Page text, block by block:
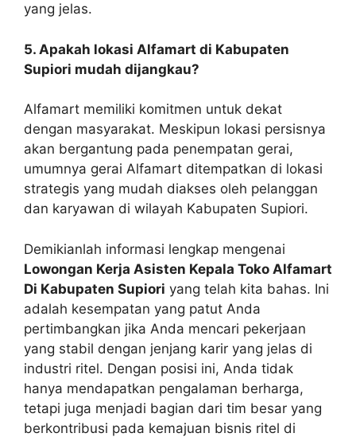
yang jelas.
5. Apakah lokasi Alfamart di Kabupaten
Supiori mudah dijangkau?
Alfamart memiliki komitmen untuk dekat
dengan masyarakat. Meskipun lokasi persisnya
akan bergantung pada penempatan gerai,
umumnya gerai Alfamart ditempatkan di lokasi
strategis yang mudah diakses oleh pelanggan
dan karyawan di wilayah Kabupaten Supiori.
Demikianlah informasi lengkap mengenai
Lowongan Kerja Asisten Kepala Toko Alfamart
Di Kabupaten Supiori yang telah kita bahas. Ini
adalah kesempatan yang patut Anda
pertimbangkan jika Anda mencari pekerjaan
yang stabil dengan jenjang karir yang jelas di
industri ritel. Dengan posisi ini, Anda tidak
hanya mendapatkan pengalaman berharga,
tetapi juga menjadi bagian dari tim besar yang
berkontribusi pada kemajuan bisnis ritel di